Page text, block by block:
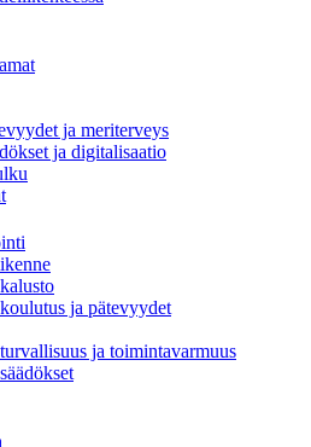
ja meriterveys
ja digitalisaatio
ja pätevyydet
ja toimintavarmuus